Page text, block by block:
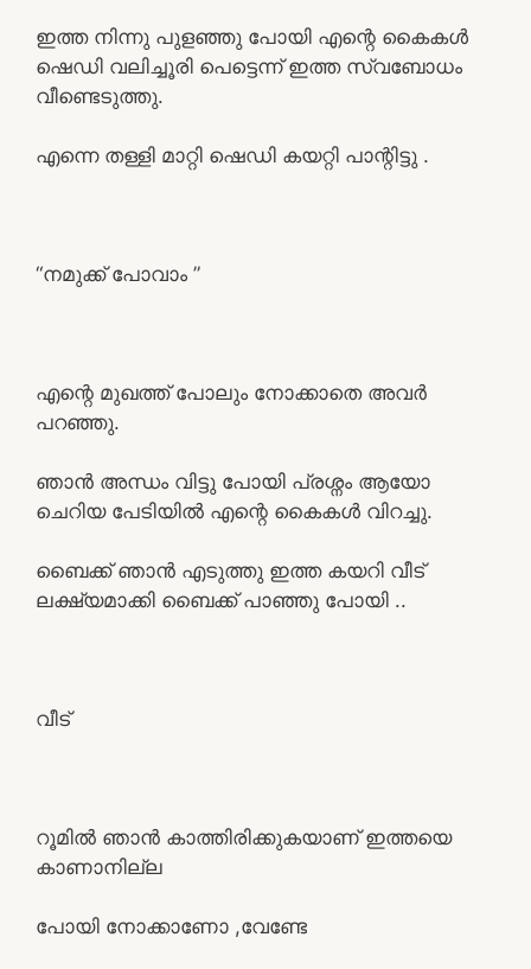
ഇത്ത നിന്നു പുളഞ്ഞു പോയി എന്റെ കൈകൾ
ഷെഡി വലിച്ചൂരി പെട്ടെന്ന് ഇത്ത സ്വബോധം
വീണ്ടെടുത്തു.
എന്നെ തള്ളി മാറ്റി ഷെഡി കയറ്റി പാന്റിട്ടു .
“നമുക്ക് പോവാം ”
എന്റെ മുഖത്ത് പോലും നോക്കാതെ അവർ
പറഞ്ഞു.
ഞാൻ അന്ധം വിട്ടു പോയി പ്രശ്നം ആയോ
ചെറിയ പേടിയിൽ എന്റെ കൈകൾ വിറച്ചു.
ബൈക്ക് ഞാൻ എടുത്തു ഇത്ത കയറി വീട്
ലക്ഷ്യമാക്കി ബൈക്ക് പാഞ്ഞു പോയി ..
വീട്
റൂമിൽ ഞാൻ കാത്തിരിക്കുകയാണ് ഇത്തയെ
കാണാനില്ല
പോയി നോക്കാണോ ,വേണ്ടേ